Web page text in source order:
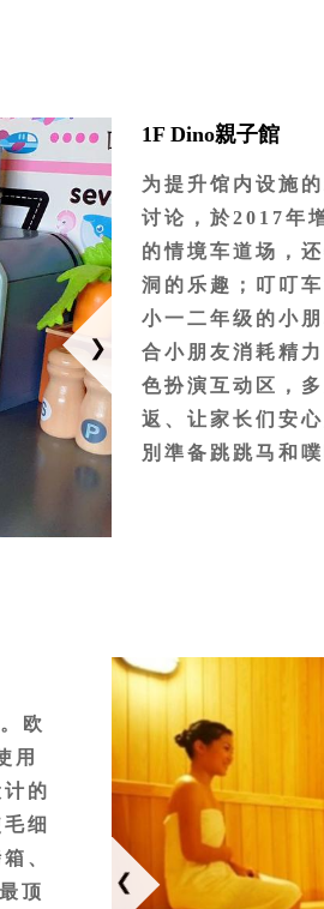
定严
、
，
安全
如有
岁
并
1F Dino親子館
为提升馆内设施
讨论，於2017年
的情境车道场，
洞的乐趣；叮叮
小一二年级的小
合小朋友消耗精
色扮演互动区，
返、让家长们安
別準备跳跳马和
欧
用
的
细
、
顶